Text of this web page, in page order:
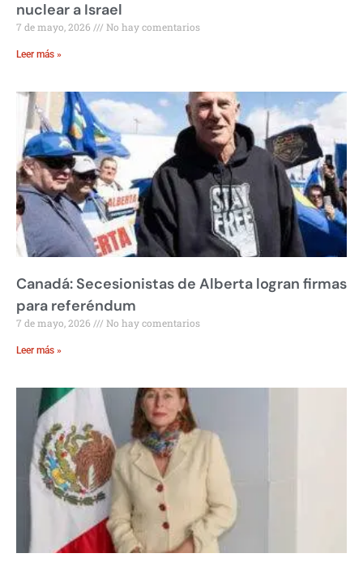
nuclear a Israel
7 de mayo, 2026 No hay comentarios
Leer más »
Canadá: Secesionistas de Alberta logran firmas
para referéndum
7 de mayo, 2026 No hay comentarios
Leer más »